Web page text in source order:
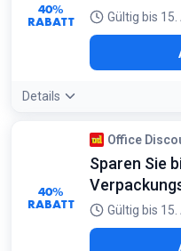
40%
RABATT Gültig bis
Details
40%
RABATT
Office
Sparen Sie
Gültig bis